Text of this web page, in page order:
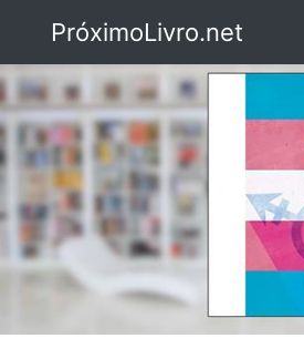
PróximoLivro.net